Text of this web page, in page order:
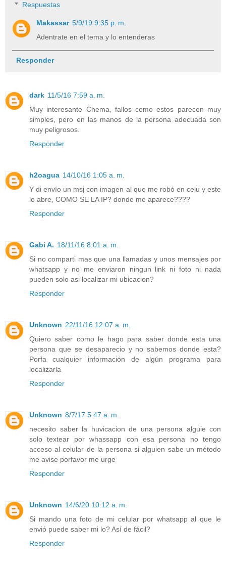
Respuestas
Makassar 5/9/19 9:35 p. m.
Adentrate en el tema y lo entenderas
Responder
dark 11/5/16 7:59 a. m.
Muy interesante Chema, fallos como estos parecen muy
simples, pero en las manos de la persona adecuada son
muy peligrosos.
Responder
h2oagua 14/10/16 1:05 a. m.
Y di envío un msj con imagen al que me robó en celu y este
lo abre, COMO SE LA IP? donde me aparece????
Responder
Gabi A. 18/11/16 8:01 a. m.
Si no comparti mas que una llamadas y unos mensajes por
whatsapp y no me enviaron ningun link ni foto ni nada
pueden solo asi localizar mi ubicacion?
Responder
Unknown 22/11/16 12:07 a. m.
Quiero saber como le hago para saber donde esta una
persona que se desaparecio y no sabemos donde esta?
Porfa cualquier información de algún programa para
localizarla
Responder
Unknown 8/7/17 5:47 a. m.
necesito saber la huvicacion de una persona alguie con
solo textear por whassapp con esa persona no tengo
acceso al celular de la persona si alguien sabe un método
me avise porfavor me urge
Responder
Unknown 14/6/20 10:12 a. m.
Si mando una foto de mi celular por whatsapp al que le
envió puede saber mi lo? Así de fácil?
Responder